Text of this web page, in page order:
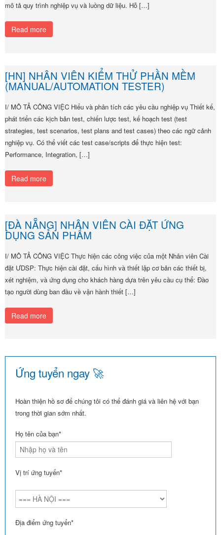
mô tả quy trình nghiệp vụ và luồng dữ liệu. Hỗ […]
Read more
[HN] NHÂN VIÊN KIỂM THỬ PHẦN MỀM
(MANUAL/AUTOMATION TESTER)
I/ MÔ TẢ CÔNG VIỆC Hiểu và phân tích các yêu cầu nghiệp vụ Thiết kế,
phát triển các kịch bản test, chiến lược test, kế hoạch test (test
strategies, test scenarios, test plans and test cases) theo các ngữ cảnh
nghiệp vụ. Có thể viết các test case/scripts để thực hiện test:
Performance, Integration, […]
Read more
[ĐÀ NẴNG] NHÂN VIÊN CÀI ĐẶT ỨNG
DỤNG SẢN PHẨM
I/ MÔ TẢ CÔNG VIỆC Thực hiện các công việc của một Nhân viên Cài
đặt ƯDSP: Thực hiện cài đặt, cấu hình và thiết lập cơ bản các thiết bị,
xét nghiệm, và ứng dụng cho khách hàng dựa trên yêu cầu cụ thể: Đào
tạo người dùng ban đầu về vận hành thiết […]
Read more
Ứng tuyển ngay 🚀
Hoàn thiện hồ sơ để chúng tôi có thể đánh giá và liên hệ với bạn
trong thời gian sớm nhất.
Họ tên của bạn*
Vị trí ứng tuyển*
Địa điểm ứng tuyển*